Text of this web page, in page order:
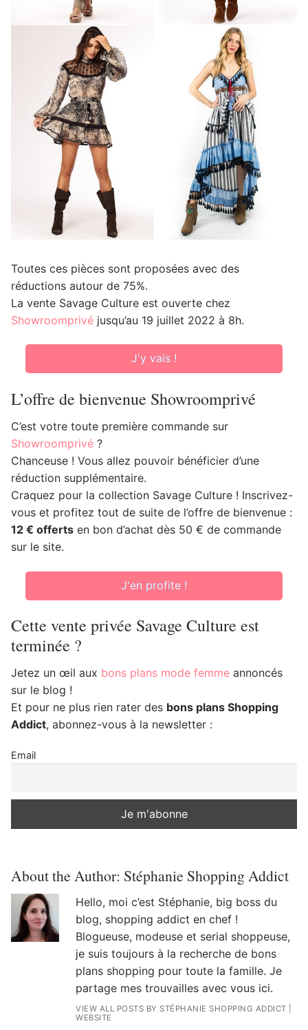
Toutes ces pièces sont proposées avec des
réductions autour de 75%.
La vente Savage Culture est ouverte chez
Showroomprivé jusqu’au 19 juillet 2022 à 8h.
J'y vais !
L’offre de bienvenue Showroomprivé
C’est votre toute première commande sur
Showroomprivé ?
Chanceuse ! Vous allez pouvoir bénéficier d’une
réduction supplémentaire.
Craquez pour la collection Savage Culture ! Inscrivez-
vous et profitez tout de suite de l’offre de bienvenue :
12 € offerts en bon d’achat dès 50 € de commande
sur le site.
J'en profite !
Cette vente privée Savage Culture est
terminée ?
Jetez un œil aux bons plans mode femme annoncés
sur le blog !
Et pour ne plus rien rater des bons plans Shopping
Addict, abonnez-vous à la newsletter :
Email
About the Author: Stéphanie Shopping Addict
Hello, moi c’est Stéphanie, big boss du
blog, shopping addict en chef !
Blogueuse, modeuse et serial shoppeuse,
je suis toujours à la recherche de bons
plans shopping pour toute la famille. Je
partage mes trouvailles avec vous ici.
VIEW ALL POSTS BY STÉPHANIE SHOPPING ADDICT
WEBSITE